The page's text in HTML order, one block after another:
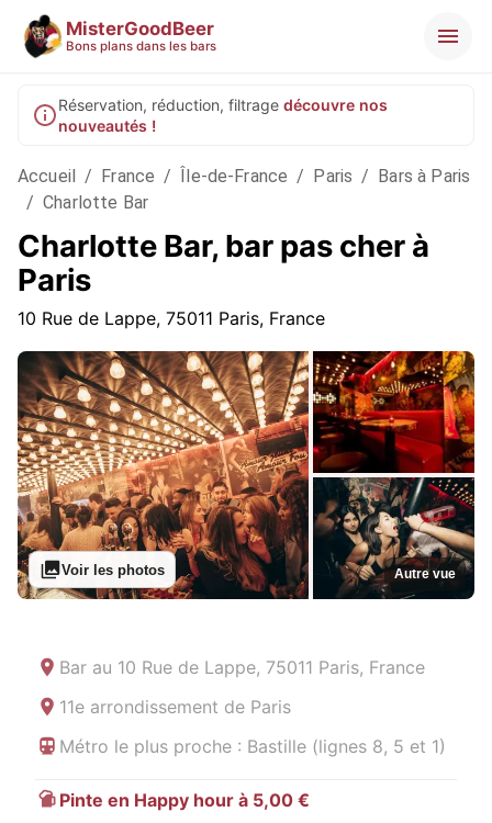
MisterGoodBeer
Bons plans dans les bars
Réservation, réduction, filtrage découvre nos
nouveautés !
Accueil / France / Île-de-France / Paris / Bars à Paris
/ Charlotte Bar
Charlotte Bar, bar pas cher à
Paris
10 Rue de Lappe, 75011 Paris, France
Voir les photos Autre vue
Bar au 10 Rue de Lappe, 75011 Paris, France
11e arrondissement de Paris
Métro le plus proche : Bastille (lignes 8, 5 et 1)
Pinte en Happy hour à 5,00 €